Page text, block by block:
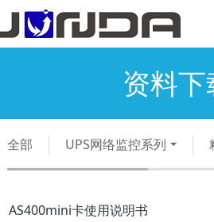
资料下
全部 UPS网络监控系列
AS400mini卡使用说明书